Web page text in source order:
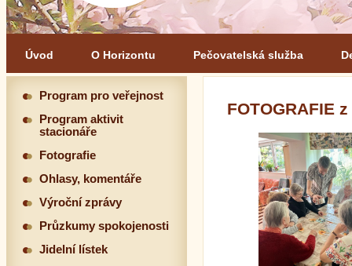
Úvod O Horizontu Pečovatelská služba
FOTOGRAFIE
Program pro veřejnost
Program aktivit
stacionáře
Fotografie
Ohlasy, komentáře
Výroční zprávy
Průzkumy spokojenosti
Jidelní lístek